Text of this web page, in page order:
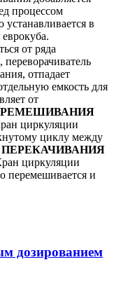
процессом
устанавливается в
от ряда
отпадает
емкость для
от
циркуляции
циклу между
циркуляции
перемешивается и
дозированием